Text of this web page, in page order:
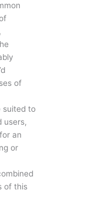
of
suited to
users,
an
or
of this